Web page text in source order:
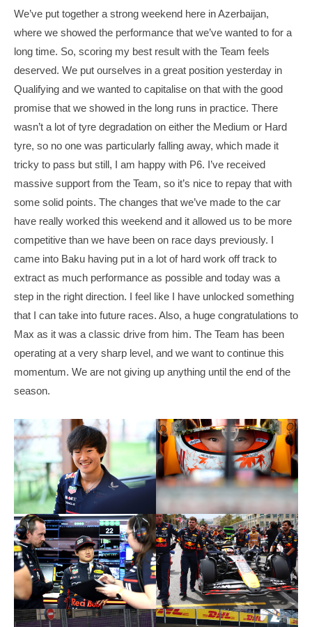
i
t
e
We’ve put together a strong weekend here in Azerbaijan,
where we showed the performance that we’ve wanted to for a
long time. So, scoring my best result with the Team feels
deserved. We put ourselves in a great position yesterday in
Qualifying and we wanted to capitalise on that with the good
promise that we showed in the long runs in practice. There
wasn’t a lot of tyre degradation on either the Medium or Hard
tyre, so no one was particularly falling away, which made it
tricky to pass but still, I am happy with P6. I’ve received
massive support from the Team, so it’s nice to repay that with
some solid points. The changes that we’ve made to the car
have really worked this weekend and it allowed us to be more
competitive than we have been on race days previously. I
came into Baku having put in a lot of hard work off track to
extract as much performance as possible and today was a
step in the right direction. I feel like I have unlocked something
that I can take into future races. Also, a huge congratulations to
Max as it was a classic drive from him. The Team has been
operating at a very sharp level, and we want to continue this
momentum. We are not giving up anything until the end of the
season.